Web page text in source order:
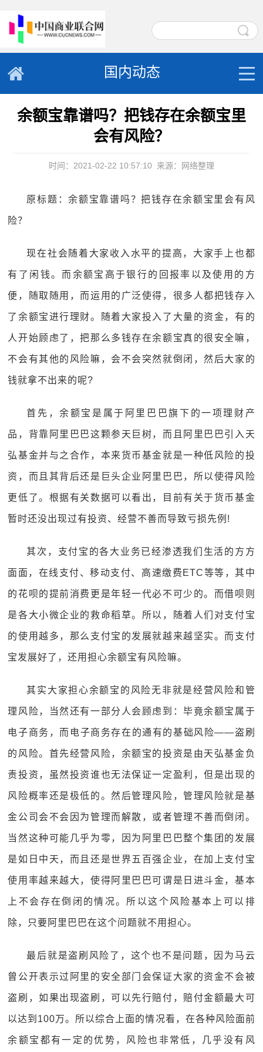
国内动态
余额宝靠谱吗？把钱存在余额宝里
会有风险？
时间：2021-02-22 10:57:10 来源：网络整理
原标题：余额宝靠谱吗？把钱存在余额宝里会有风
险？
现在社会随着大家收入水平的提高，大家手上也都
有了闲钱。而余额宝高于银行的回报率以及使用的方
便，随取随用，而运用的广泛使得，很多人都把钱存入
了余额宝进行理财。随着大家投入了大量的资金，有的
人开始顾虑了，把那么多钱存在余额宝真的很安全嘛，
不会有其他的风险嘛，会不会突然就倒闭，然后大家的
钱就拿不出来的呢?
首先，余额宝是属于阿里巴巴旗下的一项理财产
品，背靠阿里巴巴这颗参天巨树，而且阿里巴巴引入天
弘基金并与之合作，本来货币基金就是一种低风险的投
资，而且其背后还是巨头企业阿里巴巴，所以使得风险
更低了。根据有关数据可以看出，目前有关于货币基金
暂时还没出现过有投资、经营不善而导致亏损先例!
其次，支付宝的各大业务已经渗透我们生活的方方
面面，在线支付、移动支付、高速缴费ETC等等，其中
的花呗的提前消费更是年轻一代必不可少的。而借呗则
是各大小微企业的救命稻草。所以，随着人们对支付宝
的使用越多，那么支付宝的发展就越来越坚实。而支付
宝发展好了，还用担心余额宝有风险嘛。
其实大家担心余额宝的风险无非就是经营风险和管
理风险，当然还有一部分人会顾虑到：毕竟余额宝属于
电子商务，而电子商务存在的通有的基础风险——盗刷
的风险。首先经营风险，余额宝的投资是由天弘基金负
责投资，虽然投资谁也无法保证一定盈利，但是出现的
风险概率还是极低的。然后管理风险，管理风险就是基
金公司会不会因为管理而解散，或者管理不善而倒闭。
当然这种可能几乎为零，因为阿里巴巴整个集团的发展
是如日中天，而且还是世界五百强企业，在加上支付宝
使用率越来越大，使得阿里巴巴可谓是日进斗金，基本
上不会存在倒闭的情况。所以这个风险基本上可以排
除，只要阿里巴巴在这个问题就不用担心。
最后就是盗刷风险了，这个也不是问题，因为马云
曾公开表示过阿里的安全部门会保证大家的资金不会被
盗刷，如果出现盗刷，可以先行赔付，赔付金额最大可
以达到100万。所以综合上面的情况看，在各种风险面前
余额宝都有一定的优势，风险也非常低，几乎没有风